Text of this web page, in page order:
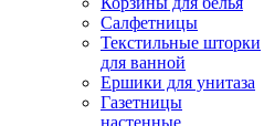
Салфетницы
Текстильные шторки
для ванной
Ершики для унитаза
Газетницы
настенные